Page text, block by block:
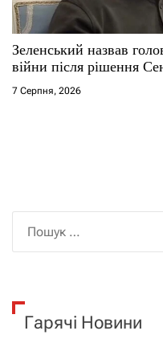
Зеленський назвав
війни після рішення
7 Серпня, 2026
к
Гарячі Новини